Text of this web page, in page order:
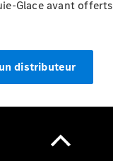
Glace avant offerts
distributeur